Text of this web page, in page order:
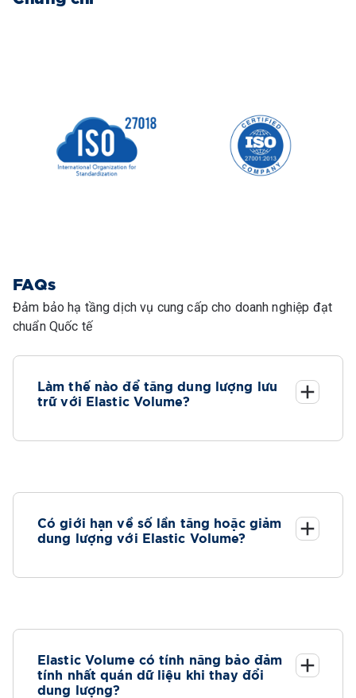
FAQs
Đảm bảo hạ tầng dịch vụ cung cấp cho doanh nghiệp đạt
chuẩn Quốc tế
Làm thế nào để tăng dung lượng lưu
trữ với Elastic Volume?
Có giới hạn về số lần tăng hoặc giảm
dung lượng với Elastic Volume?
Elastic Volume có tính năng bảo đảm
tính nhất quán dữ liệu khi thay đổi
dung lượng?